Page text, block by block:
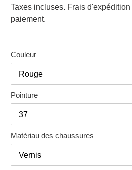
normal
Taxes incluses. Frais d'expédition
paiement.
Couleur
Pointure
Matériau des chaussures